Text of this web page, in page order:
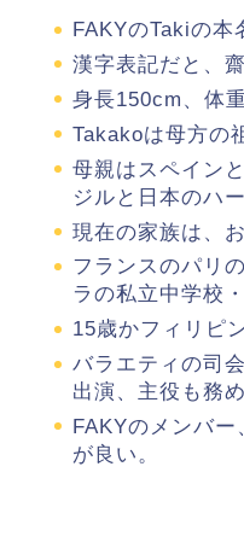
FAKYのTakiの本
漢字表記だと、
身長150cm、体
Takakoは母方の
母親はスペイン
ジルと日本のハー
現在の家族は、
フランスのパリ
ラの私立中学校
15歳かフィリピ
バラエティの司
出演、主役も務め
FAKYのメンバ
が良い。